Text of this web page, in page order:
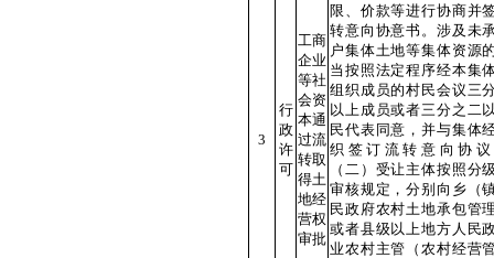
3
行
政
许
可
工商
企业
等社
会资
本通
过流
转取
得土
地经
营权
审批
限、价款等进行协商并
转意向协意书。涉及未
户集体土地等集体资源
当按照法定程序经本集
组织成员的村民会议三
以上成员或者三分之二
民代表同意，并与集体
织签订流转意向协
（二）受让主体按照分
审核规定，分别向乡（
民政府农村土地承包管
或者县级以上地方人民
业农村主管（农村经营